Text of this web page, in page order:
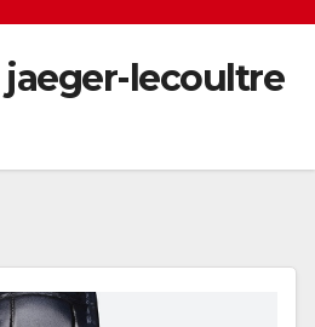
jaeger-lecoultre